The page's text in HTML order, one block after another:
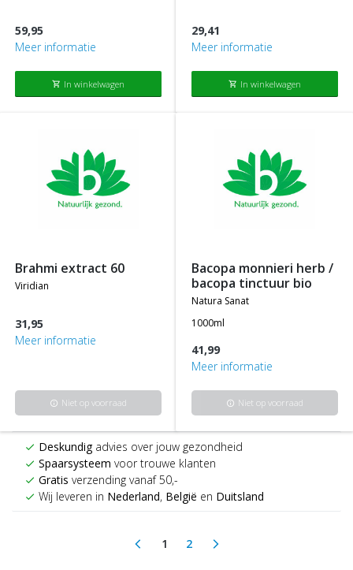
59,95
Meer informatie
shopping_cart In winkelwagen
29,41
Meer informatie
shopping_cart In winkelwagen
brahmi extract 60
viridian
31,95
Meer informatie
info Niet op voorraad
bacopa monnieri herb /
bacopa tinctuur bio
natura sanat
1000ml
41,99
Meer informatie
info Niet op voorraad
check Deskundigadvies over jouw gezondheid
check Spaarsysteem voor trouwe klanten
check Gratis verzending vanaf 50,-
check Wij leveren in Nederland, België en Duitsland
arrow_back_ios 1(current)
2 arrow_forward_ios